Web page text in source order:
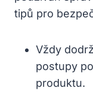
tipů pro
Vždy
postupy
produktu.